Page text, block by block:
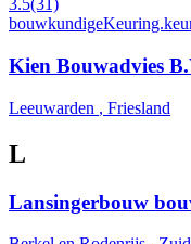
3.5(31)
Kien Bouwadvies
Leeuwarden , Friesland
L
Lansingerbouw